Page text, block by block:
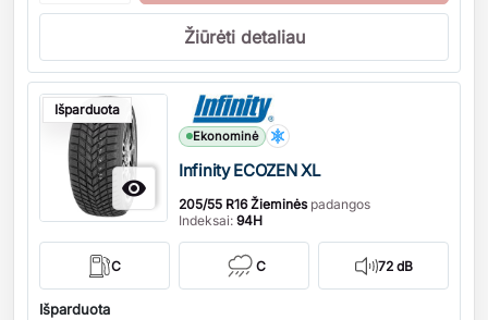
Žiūrėti detaliau
Išparduota

Ekonominė
Infinity ECOZEN XL
205/55 R16 Žieminėspadangos
Indeksai: 94H
C C 72 dB
Išparduota
Kiekis